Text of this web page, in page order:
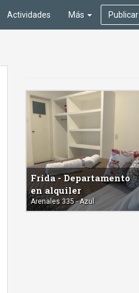
Actividades Más Publicar
Frida - Departamento
en alquiler
Arenales 335 - Azul